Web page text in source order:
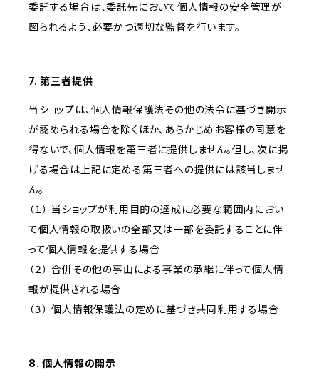
委託する場合は、委託先において個人情報の安全管理が
図られるよう、必要かつ適切な監督を行います。
7. 第三者提供
当ショップは、個人情報保護法その他の法令に基づき開示
が認められる場合を除くほか、あらかじめお客様の同意を
得ないで、個人情報を第三者に提供しません。但し、次に掲
げる場合は上記に定める第三者への提供には該当しませ
ん。
（１） 当ショップが利用目的の達成に必要な範囲内におい
て個人情報の取扱いの全部又は一部を委託することに伴
って個人情報を提供する場合
（２） 合併その他の事由による事業の承継に伴って個人情
報が提供される場合
（３） 個人情報保護法の定めに基づき共同利用する場合
8. 個人情報の開示